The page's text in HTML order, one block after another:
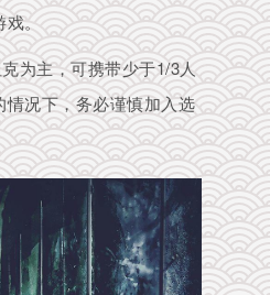
戏。
为主，可携带少于1/3人
情况下，务必谨慎加入选